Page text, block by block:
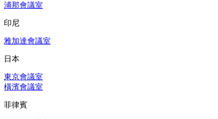
浦那會議室
印尼
雅加達會議室
日本
東京會議室
橫濱會議室
菲律賓